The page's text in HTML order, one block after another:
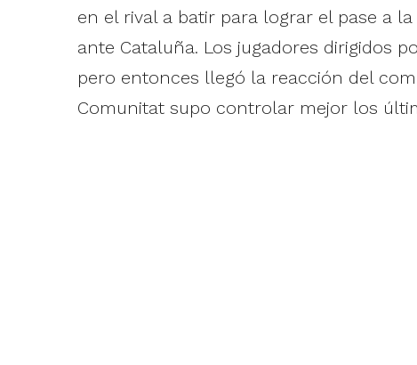
en el rival a batir para lograr el pase a
ante Cataluña. Los jugadores dirigidos
pero entonces llegó la reacción del
Comunitat supo controlar mejor los